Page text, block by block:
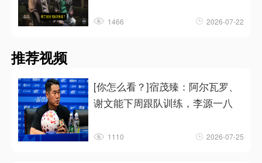
1466 2026-07-22
推荐视频
[你怎么看？]宿茂臻：阿尔瓦罗、
谢文能下周跟队训练，李源一八
1110 2026-07-25